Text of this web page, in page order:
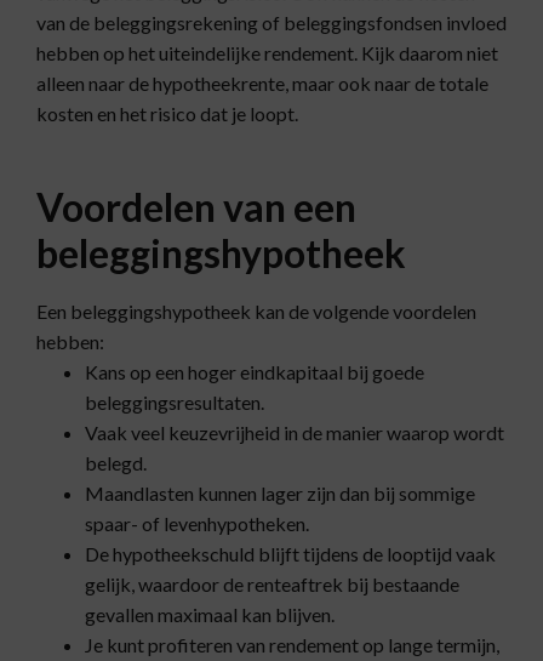
van de beleggingsrekening of beleggingsfondsen invloed
hebben op het uiteindelijke rendement. Kijk daarom niet
alleen naar de hypotheekrente, maar ook naar de totale
kosten en het risico dat je loopt.
Voordelen van een
beleggingshypotheek
Een beleggingshypotheek kan de volgende voordelen
hebben:
Kans op een hoger eindkapitaal bij goede
beleggingsresultaten.
Vaak veel keuzevrijheid in de manier waarop wordt
belegd.
Maandlasten kunnen lager zijn dan bij sommige
spaar- of levenhypotheken.
De hypotheekschuld blijft tijdens de looptijd vaak
gelijk, waardoor de renteaftrek bij bestaande
gevallen maximaal kan blijven.
Je kunt profiteren van rendement op lange termijn,